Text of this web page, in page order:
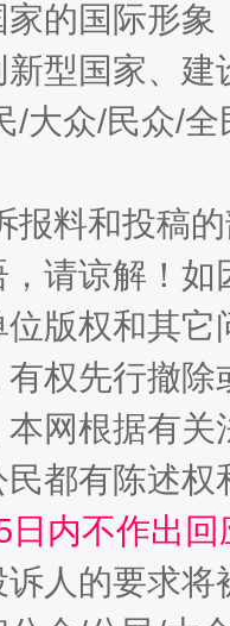
的国际形
型国家、
/大众/民众/
报料和投稿
请谅解！
版权和其它
权先行撤
网根据有
民都有陈述
内不作出
诉人的要求将